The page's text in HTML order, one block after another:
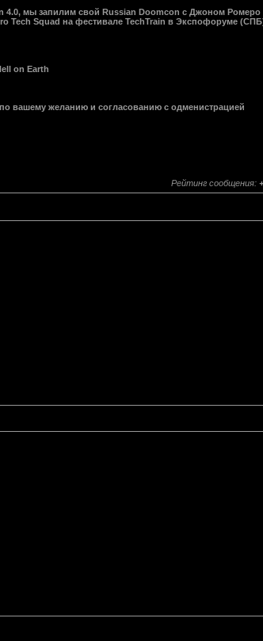
4.0, мы запилим свой Russian Doomcon с Джоном
Tech Squad на фестивале TechTrain в Экспофоруме
on Earth
вашему желанию и согласованию с одменистрацией
Рейтинг сообщения: